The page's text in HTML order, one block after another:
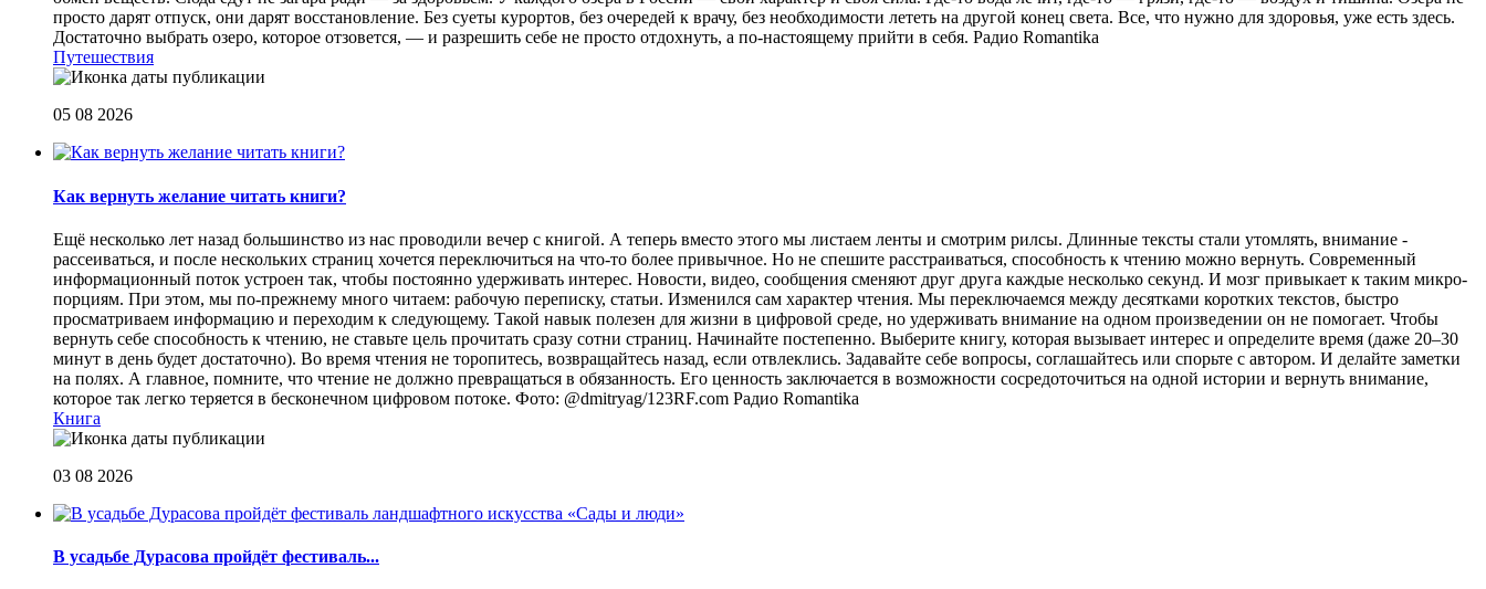
просто дарят отпуск, они дарят восстановление. Без суеты курортов, без очередей к врачу, без необходимости лететь на другой конец света. Все, что нужно для здоровья, уже есть здесь.
Достаточно выбрать озеро, которое отзовется, — и разрешить себе не просто отдохнуть, а по-настоящему прийти в себя. Радио Romantika
Путешествия
05 08 2026
Как вернуть желание читать книги?
Eщё несколько лет назад большинство из нас проводили вечер с книгой. А теперь вместо этого мы листаем ленты и смотрим рилсы. Длинные тексты стали утомлять, внимание -
рассеиваться, и после нескольких страниц хочется переключиться на что-то более привычное. Но не спешите расстраиваться, способность к чтению можно вернуть. Современный
информационный поток устроен так, чтобы постоянно удерживать интерес. Новости, видео, сообщения сменяют друг друга каждые несколько секунд. И мозг привыкает к таким микро-
порциям. При этом, мы по-прежнему много читаем: рабочую переписку, статьи. Изменился сам характер чтения. Мы переключаемся между десятками коротких текстов, быстро
просматриваем информацию и переходим к следующему. Такой навык полезен для жизни в цифровой среде, но удерживать внимание на одном произведении он не помогает. Чтобы
вернуть себе способность к чтению, не ставьте цель прочитать сразу сотни страниц. Начинайте постепенно. Выберите книгу, которая вызывает интерес и определите время (даже 20–30
минут в день будет достаточно). Во время чтения не торопитесь, возвращайтесь назад, если отвлеклись. Задавайте себе вопросы, соглашайтесь или спорьте с автором. И делайте заметки
на полях. А главное, помните, что чтение не должно превращаться в обязанность. Его ценность заключается в возможности сосредоточиться на одной истории и вернуть внимание,
которое так легко теряется в бесконечном цифровом потоке. Фото: @dmitryag/123RF.com Радио Romantika
Книга
03 08 2026
В усадьбе Дурасова пройдёт фестиваль...